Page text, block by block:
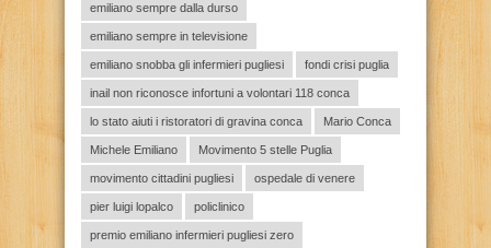
emiliano sempre dalla durso
emiliano sempre in televisione
emiliano snobba gli infermieri pugliesi fondi crisi puglia
inail non riconosce infortuni a volontari 118 conca
lo stato aiuti i ristoratori di gravina conca Mario Conca
Michele Emiliano Movimento 5 stelle Puglia
movimento cittadini pugliesi ospedale di venere
pier luigi lopalco policlinico
premio emiliano infermieri pugliesi zero